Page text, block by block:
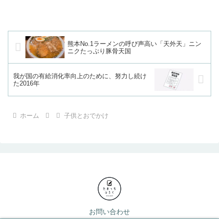
熊本No.1ラーメンの呼び声高い「天外天」ニン
ニクたっぷり豚骨天国
我が国の有給消化率向上のために、努力し続け
た2016年
ホーム 子供とおでかけ
お問い合わせ